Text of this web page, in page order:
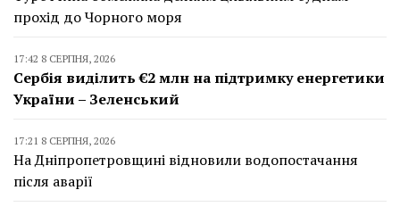
прохід до Чорного моря
17:42 8 СЕРПНЯ, 2026
Сербія виділить €2 млн на підтримку енергетики
України – Зеленський
17:21 8 СЕРПНЯ, 2026
На Дніпропетровщині відновили водопостачання
після аварії